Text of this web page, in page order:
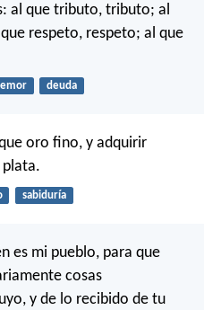
al que tributo, tributo; al
respeto, respeto; al que
deuda
oro fino, y adquirir
plata.
sabiduría
es mi pueblo, para que
cosas
y de lo recibido de tu